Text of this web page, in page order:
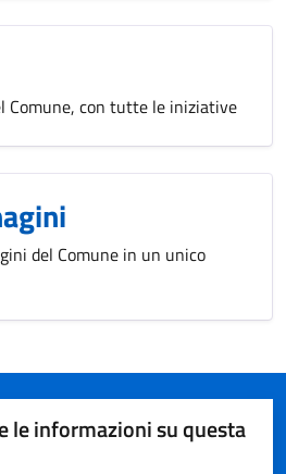
Comune, con tutte le iniziative
del Comune in un unico
le informazioni su questa